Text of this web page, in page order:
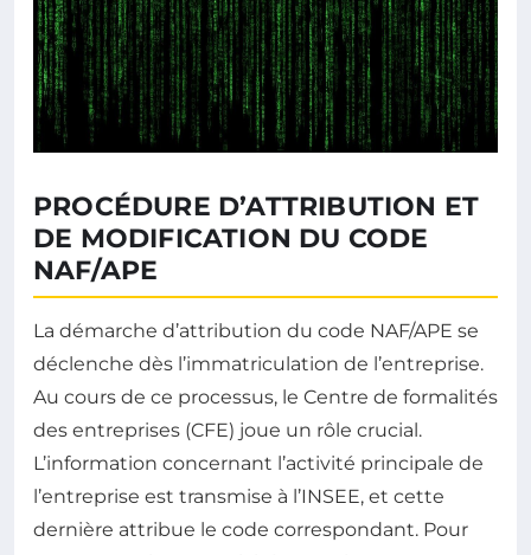
PROCÉDURE D’ATTRIBUTION ET
DE MODIFICATION DU CODE
NAF/APE
La démarche d’attribution du code NAF/APE se
déclenche dès l’immatriculation de l’entreprise.
Au cours de ce processus, le Centre de formalités
des entreprises (CFE) joue un rôle crucial.
L’information concernant l’activité principale de
l’entreprise est transmise à l’INSEE, et cette
dernière attribue le code correspondant. Pour